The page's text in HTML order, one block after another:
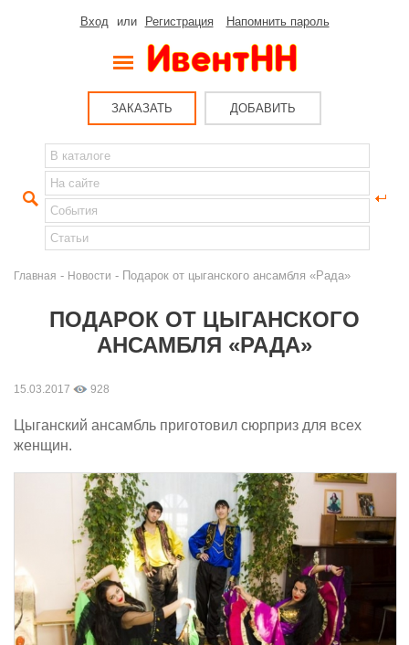
Вход или Регистрация Напомнить пароль
ЗАКАЗАТЬ ДОБАВИТЬ
Главная - Новости - Подарок от цыганского ансамбля «Рада»
ПОДАРОК ОТ ЦЫГАНСКОГО
АНСАМБЛЯ «РАДА»
15.03.2017 928
Цыганский ансамбль приготовил сюрприз для всех
женщин.